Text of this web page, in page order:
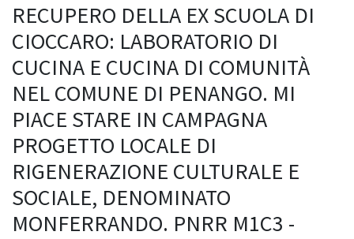
RECUPERO DELLA EX SCUOLA DI
CIOCCARO: LABORATORIO DI
CUCINA E CUCINA DI COMUNITÀ
NEL COMUNE DI PENANGO. MI
PIACE STARE IN CAMPAGNA
PROGETTO LOCALE DI
RIGENERAZIONE CULTURALE E
SOCIALE, DENOMINATO
MONFERRANDO. PNRR M1C3 -